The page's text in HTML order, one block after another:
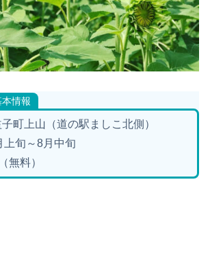
情報
町上山（道の駅ましこ北側）
上旬～8月中旬
無料）